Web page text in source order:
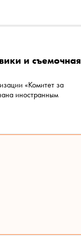
и съемочная
«Комитет за
иностранным